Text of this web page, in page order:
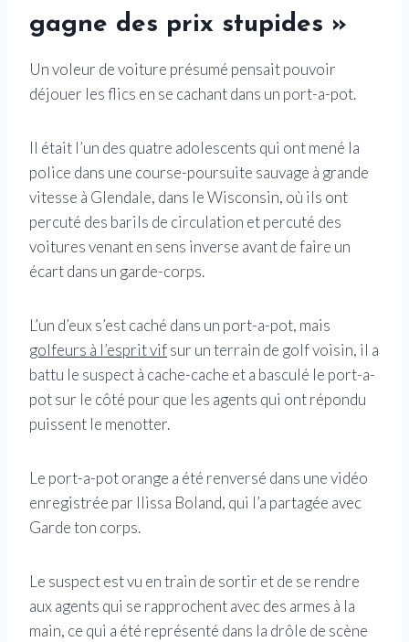
gagne des prix stupides »
Un voleur de voiture présumé pensait pouvoir
déjouer les flics en se cachant dans un port-a-pot.
Il était l’un des quatre adolescents qui ont mené la
police dans une course-poursuite sauvage à grande
vitesse à Glendale, dans le Wisconsin, où ils ont
percuté des barils de circulation et percuté des
voitures venant en sens inverse avant de faire un
écart dans un garde-corps.
L’un d’eux s’est caché dans un port-a-pot, mais
golfeurs à l’esprit vifsur un terrain de golf voisin, il a
battu le suspect à cache-cache et a basculé le port-a-
pot sur le côté pour que les agents qui ont répondu
puissent le menotter.
Le port-a-pot orange a été renversé dans une vidéo
enregistrée par Ilissa Boland, qui l’a partagée avec
Garde ton corps.
Le suspect est vu en train de sortir et de se rendre
aux agents qui se rapprochent avec des armes à la
main, ce qui a été représenté dans la drôle de scène